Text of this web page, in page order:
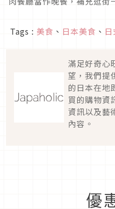
Tags : 美食 、 日本美食 、
滿足好奇心
望，我們提
的日本在地
買的購物資
資訊以及藝
內容。
優